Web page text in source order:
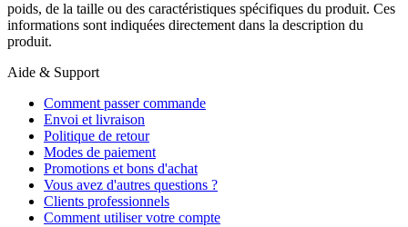
poids, de la taille ou des caractéristiques spécifiques du produit. Ces
informations sont indiquées directement dans la description du
produit.
Aide & Support
Comment passer commande
Envoi et livraison
Politique de retour
Modes de paiement
Promotions et bons d'achat
Vous avez d'autres questions ?
Clients professionnels
Comment utiliser votre compte